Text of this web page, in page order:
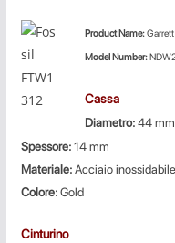
ProductName:
Model Number:
Cassa
Diametro:44 mm
Spessore:14 mm
Materiale:Acciaio inossidabile
Colore:Gold
Cinturino